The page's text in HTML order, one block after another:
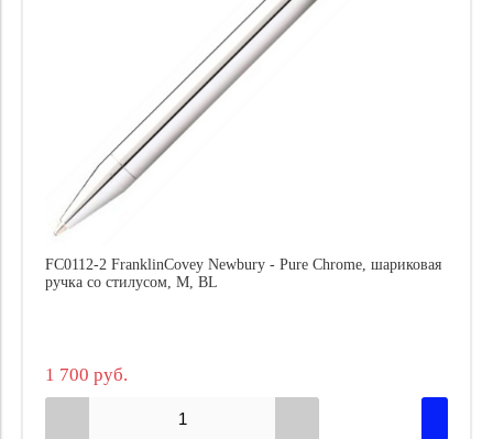
FC0112-2 FranklinCovey Newbury - Pure Chrome, шариковая
ручка со стилусом, M, BL
1 700 руб.